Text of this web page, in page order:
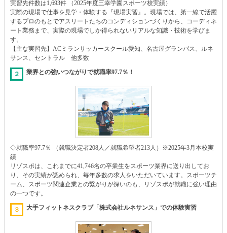
実習先件数は1,693件 （2025年度三幸学園スポーツ校実績）
実際の現場で仕事を見学・体験する『現場実習』。現場では、第一線で活躍
するプロのもとでアスリートたちのコンディションづくりから、コーディネ
ート業務まで、実際の現場でしか得られないリアルな知識・技術を学びま
す。
【主な実習先】ACミランサッカースクール愛知、名古屋グランパス、ルネ
サンス、セントラル 他多数
２ 業界との強いつながりで就職率97.7％！
◇就職率97.7％ （就職決定者208人／就職希望者213人）※2025年3月本校実
績
リゾスポは、これまでに41,746名の卒業生をスポーツ業界に送り出してお
り、その実績が認められ、毎年多数の求人をいただいています。スポーツチ
ーム、スポーツ関連企業との繋がりが深いのも、リゾスポが就職に強い理由
の一つです。
３ 大手フィットネスクラブ「株式会社ルネサンス」での体験実習